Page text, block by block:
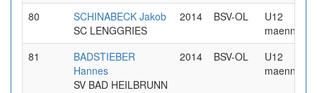
80
SCHINABECK Jakob
SC LENGGRIES
2014 BSV-OL
U12
maennlich
81
BADSTIEBER
Hannes
SV BAD HEILBRUNN
2014 BSV-OL
U12
maennlich